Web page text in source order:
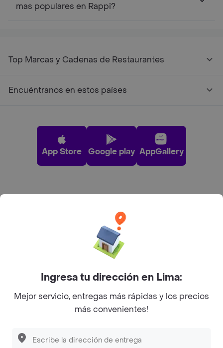
mas populares en Rappi?
Top Marcas y Cadenas de Restaurantes
Encuéntranos en estos países
App Store Google play AppGallery
Sobre Rappi
Ingresa tu dirección en Lima:
Mejor servicio, entregas más rápidas y los precios
más convenientes!